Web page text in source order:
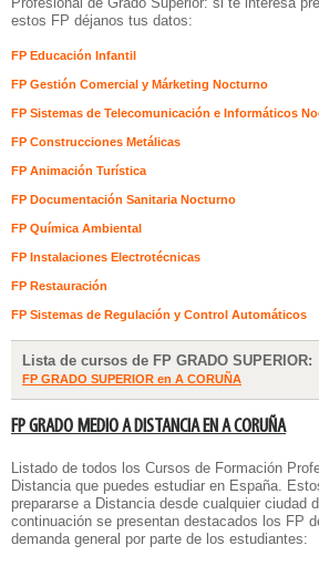
estos FP déjanos tus datos:
FP Educación Infantil
FP Gestión Comercial y Márketing Nocturno
FP Sistemas de Telecomunicación e Informáticos
FP Construcciones Metálicas
FP Animación Turística
FP Documentación Sanitaria Nocturno
FP Química Ambiental
FP Instalaciones Electrotécnicas
FP Restauración
FP Sistemas de Regulación y Control Automáticos
Lista de cursos de FP GRADO SUPERIOR:
FP GRADO SUPERIOR en A CORUÑA
FP GRADO MEDIO A DISTANCIA EN A CORUÑA
Listado de todos los Cursos de Formación
Distanciaque puedes estudiar en España.
prepararse a Distancia desde cualquier ciudad
continuación se presentan destacados los FP
demanda general por parte de los estudiantes: